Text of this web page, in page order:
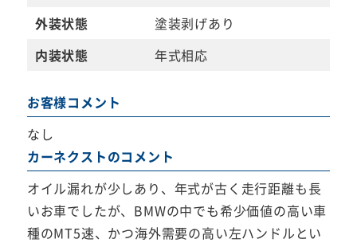
外装状態
塗装剥げあり
内装状態
年式相応
お客様コメント
なし
カーネクストのコメント
オイル漏れが少しあり、年式が古く走行距離も長
いお車でしたが、BMWの中でも希少価値の高い車
種のMT5速、かつ海外需要の高い左ハンドルとい